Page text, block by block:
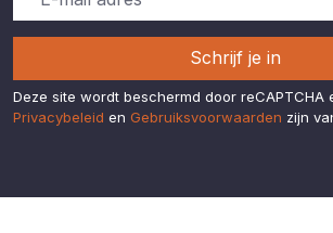
Schrijf je in
Deze site wordt beschermd door reCAPTCHA
Privacybeleid en Gebruiksvoorwaarden zijn